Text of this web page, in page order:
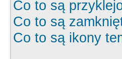
Co to są
Co to są
Co to są ikony